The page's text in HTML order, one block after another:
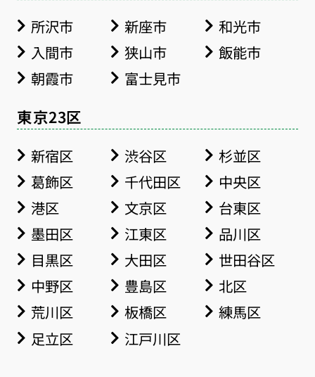
所沢市 新座市
和光市
入間市
狭山市
飯能市
朝霞市
富士見市
東京23区
新宿区 渋谷区
杉並区
葛飾区
千代田区
中央区
港区
文京区
台東区
墨田区
江東区
品川区
目黒区
大田区
世田谷区
中野区
豊島区
北区
荒川区
板橋区
練馬区
足立区
江戸川区